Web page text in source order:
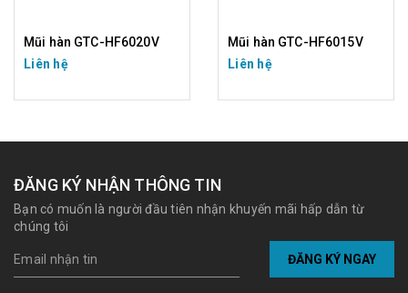
Mũi hàn GTC-HF6020V
Liên hệ
Mũi hàn GTC-HF6015V
Liên hệ
ĐĂNG KÝ NHẬN THÔNG TIN
Bạn có muốn là người đầu tiên nhận khuyến mãi hấp dẫn từ
chúng tôi
ĐĂNG KÝ NGAY